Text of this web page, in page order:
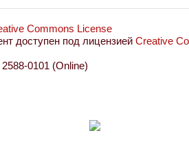
доступен под лицензией Creative
0101 (Online)